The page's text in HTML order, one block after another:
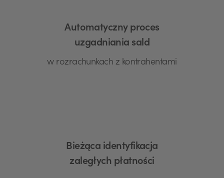
Automatyczny proces
uzgadniania sald
w rozrachunkach z kontrahentami
Bieżąca identyfikacja
zaległych płatności